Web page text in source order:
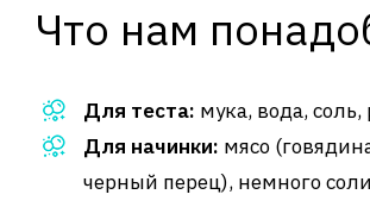
Что нам
Для теста: мука, вода,
Для начинки: мясо
черный перец), немного